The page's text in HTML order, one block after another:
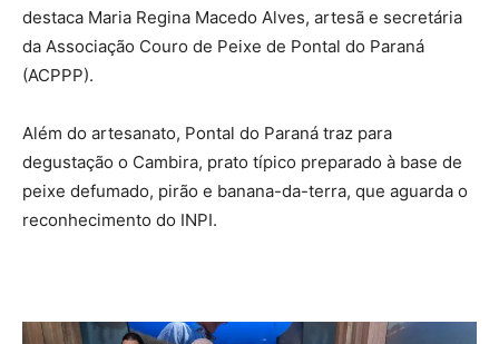
destaca Maria Regina Macedo Alves, artesã e secretária
da Associação Couro de Peixe de Pontal do Paraná
(ACPPP).
Além do artesanato, Pontal do Paraná traz para
degustação o Cambira, prato típico preparado à base de
peixe defumado, pirão e banana-da-terra, que aguarda o
reconhecimento do INPI.